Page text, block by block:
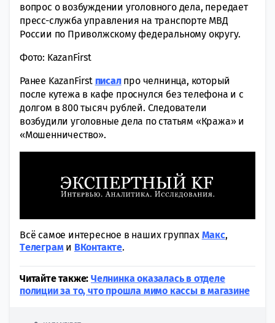
вопрос о возбуждении уголовного дела, передает
пресс-служба управления на транспорте МВД
России по Приволжскому федеральному округу.
Фото: KazanFirst
Ранее KazanFirst писалпро челнинца, который
после кутежа в кафе проснулся без телефона и с
долгом в 800 тысяч рублей. Следователи
возбудили уголовные дела по статьям «Кража» и
«Мошенничество».
Всё самое интересное в наших группах Макс,
Tелеграми ВКонтакте.
Читайте также:Челнинка оказалась в отделе
полиции за то, что прошла мимо кассы в магазине